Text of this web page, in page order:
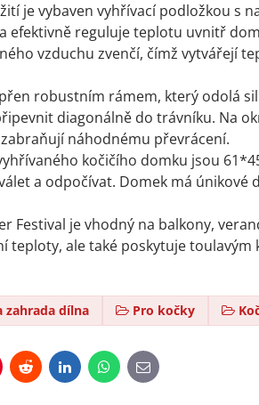
je vybaven vyhřívací podložkou s
efektivně reguluje teplotu uvnitř
vzduchu zvenčí, čímž vytvářejí
robustním rámem, který odolá
diagonálně do trávníku. Na
náhodnému převrácení.
kočičího domku jsou
a odpočívat. Domek má únikové
Festival je vhodný na balkony,
teploty, ale také poskytuje toulavým
zahrada dílna Pro kočky
RedditLinkedInWhatsApp
E-
mail